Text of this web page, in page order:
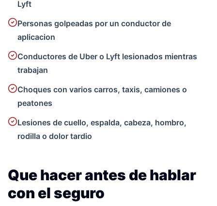
Lyft
Personas golpeadas por un conductor de
aplicacion
Conductores de Uber o Lyft lesionados mientras
trabajan
Choques con varios carros, taxis, camiones o
peatones
Lesiones de cuello, espalda, cabeza, hombro,
rodilla o dolor tardio
Que hacer antes de hablar
con el seguro